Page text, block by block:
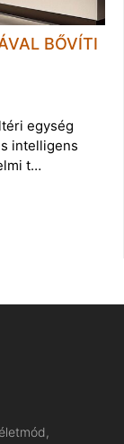
BŐVÍTI
egység
intelligens
t…